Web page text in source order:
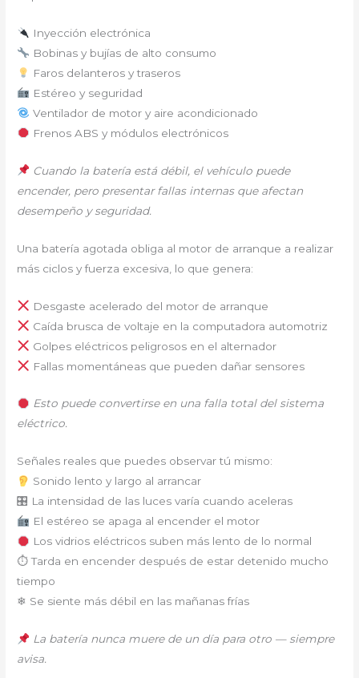
Inyección electrónica
Bobinas y bujías de alto consumo
Faros delanteros y traseros
Estéreo y seguridad
Ventilador de motor y aire acondicionado
Frenos ABS y módulos electrónicos
Cuando la batería está débil, el vehículo puede
encender, pero presentar fallas internas que afectan
desempeño y seguridad.
Una batería agotada obliga al motor de arranque a realizar
más ciclos y fuerza excesiva, lo que genera:
Desgaste acelerado del motor de arranque
Caída brusca de voltaje en la computadora automotriz
Golpes eléctricos peligrosos en el alternador
Fallas momentáneas que pueden dañar sensores
Esto puede convertirse en una falla total del sistema
eléctrico.
Señales reales que puedes observar tú mismo:
Sonido lento y largo al arrancar
🎛 La intensidad de las luces varía cuando aceleras
El estéreo se apaga al encender el motor
Los vidrios eléctricos suben más lento de lo normal
⏱ Tarda en encender después de estar detenido mucho
tiempo
❄ Se siente más débil en las mañanas frías
La batería nunca muere de un día para otro — siempre
avisa.